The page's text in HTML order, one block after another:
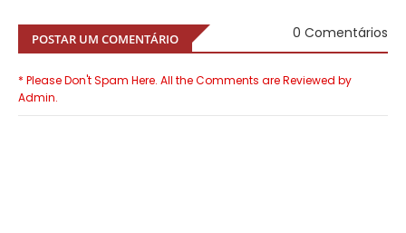
POSTAR UM COMENTÁRIO 0 Comentários
* Please Don't Spam Here. All the Comments are Reviewed by
Admin.